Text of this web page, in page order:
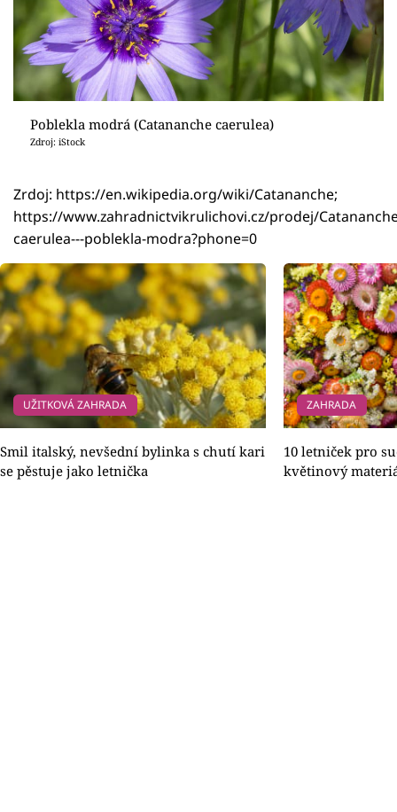
Poblekla modrá (Catananche caerulea)
Zdroj: iStock
Zrdoj: https://en.wikipedia.org/wiki/Catananche;
https://www.zahradnictvikrulichovi.cz/prodej/
caerulea---poblekla-modra?phone=0
UŽITKOVÁ ZAHRADA
Smil italský, nevšední bylinka s chutí kari
se pěstuje jako letnička
ZAHRADA
10 letniček pro
květinový